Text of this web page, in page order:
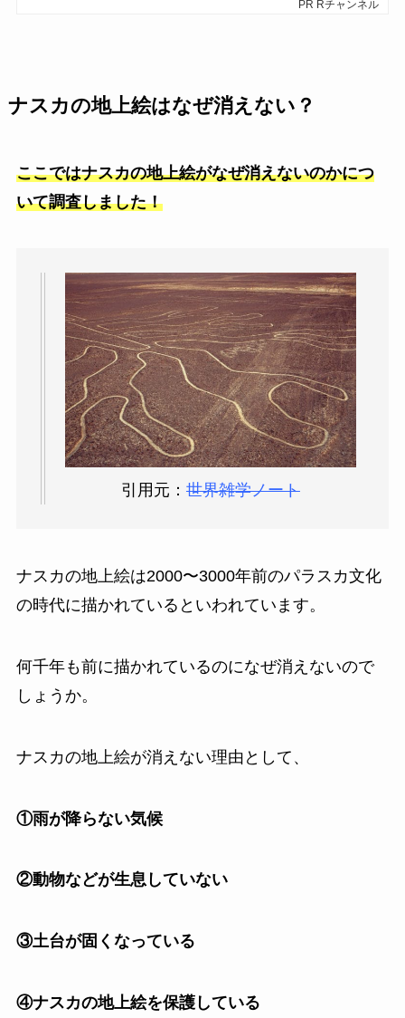
ナスカの地上絵はなぜ消えない？
ここではナスカの地上絵がなぜ消えないのかにつ
いて調査しました！
引用元： 世界雑学ノート
ナスカの地上絵は2000〜3000年前のパラスカ文化
の時代に描かれているといわれています。
何千年も前に描かれているのになぜ消えないので
しょうか。
ナスカの地上絵が消えない理由として、
①雨が降らない気候
②動物などが生息していない
③土台が固くなっている
④ナスカの地上絵を保護している